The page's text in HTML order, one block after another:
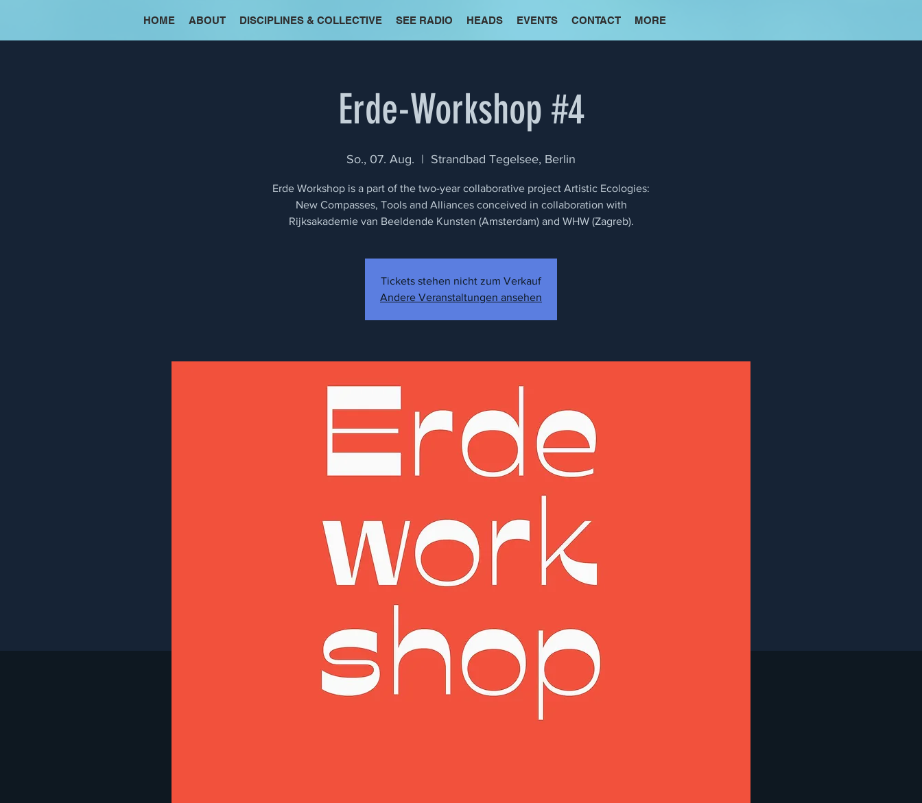
HOME ABOUT DISCIPLINES & COLLECTIVE SEE RADIO HEADS EVENTS CONTACT MORE
Erde-Workshop #4
So., 07. Aug.
  |
Strandbad Tegelsee, Berlin
Erde Workshop is a part of the two-year collaborative project Artistic Ecologies:
New Compasses, Tools and Alliances conceived in collaboration with
Rijksakademie van Beeldende Kunsten (Amsterdam) and WHW (Zagreb).
Tickets stehen nicht zum Verkauf
Andere Veranstaltungen ansehen